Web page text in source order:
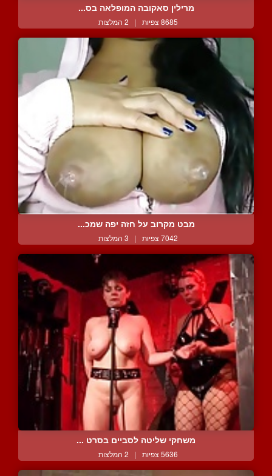
מרילין סאקובה המופלאה בס...
8685 צפיות | 2 המלצות
מבט מקרוב על חזה יפה שמכ...
7042 צפיות | 3 המלצות
משחקי שליטה לסביים בסרט ...
5636 צפיות | 2 המלצות